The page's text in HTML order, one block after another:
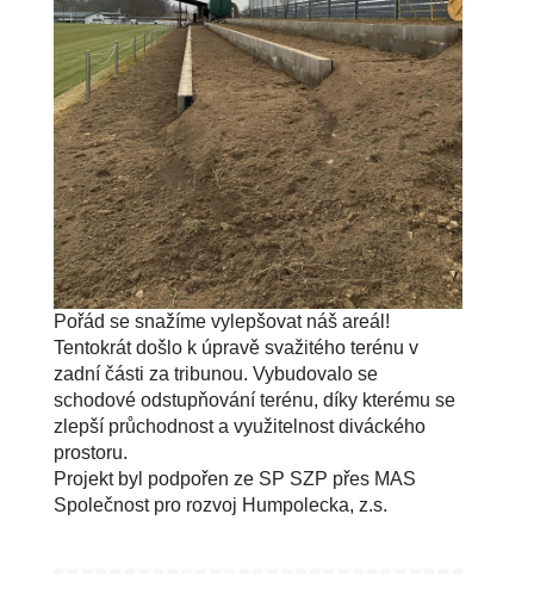
Pořád se snažíme vylepšovat náš areál!
Tentokrát došlo k úpravě svažitého terénu v
zadní části za tribunou. Vybudovalo se
schodové odstupňování terénu, díky kterému se
zlepší průchodnost a využitelnost diváckého
prostoru.
Projekt byl podpořen ze SP SZP přes MAS
Společnost pro rozvoj Humpolecka, z.s.